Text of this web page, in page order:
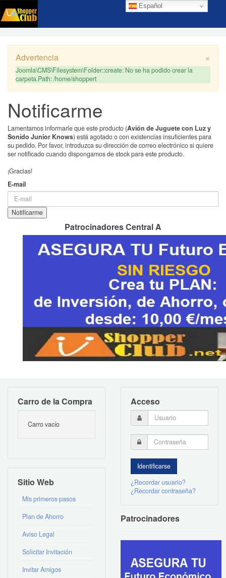
Español
×
Advertencia
Joomla\CMS\Filesystem\Folder::create: No se ha podido crear la
carpeta.Path: /home/shoppert
Notificarme
Lamentamos informarle que este producto (Avión de Juguete con Luz y
Sonido Junior Knows) está agotado o con existencias insuficientes para
su pedido. Por favor, introduzca su dirección de correo electrónico si quiere
ser notificado cuando dispongamos de stock para este producto.
¡Gracias!
E-mail
Patrocinadores Central A
Carro de la Compra
Carro vacío
Sitio Web
Mis primeros pasos
Plan de Ahorro
Aviso Legal
Solicitar Invitación
Invitar Amigos
Acceso
¿Recordar usuario?
¿Recordar contraseña?
Patrocinadores